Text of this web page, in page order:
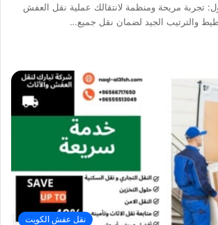
تجربة مريحة ومنظمة لانتقالك عملية نقل العفش
والترتيب الجيد لضمان نقل جميع…
نقل عفش الكويت